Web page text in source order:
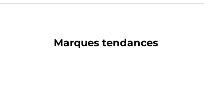
Marques tendances